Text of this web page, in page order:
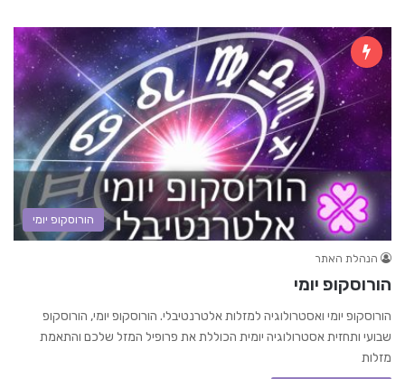
הורוסקופ יומי
הנהלת האתר
הורוסקופ יומי
הורוסקופ יומי ואסטרולוגיה למזלות אלטרנטיבלי. הורוסקופ יומי, הורוסקופ
שבועי ותחזית אסטרולוגיה יומית הכוללת את פרופיל המזל שלכם והתאמת
מזלות